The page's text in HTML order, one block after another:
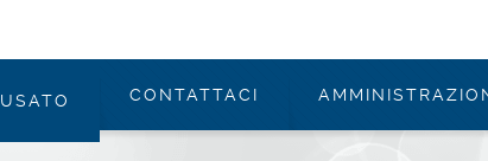
USATO CONTATTACI